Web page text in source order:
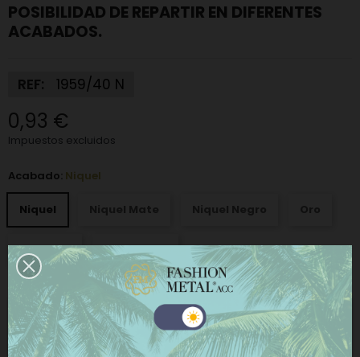
POSIBILIDAD DE REPARTIR EN DIFERENTES
ACABADOS.
REF: 1959/40 N
0,93 €
Impuestos excluidos
Acabado: Niquel
Niquel
Oro Viejo Plata Vieja
+ AÑADIR AL CARRITO
COMPRAR AHORA
Este sitio web utiliza cookies propias y de terceros
para mejorar nuestros servicios y mostrarle
publicidad relacionada con sus preferencias